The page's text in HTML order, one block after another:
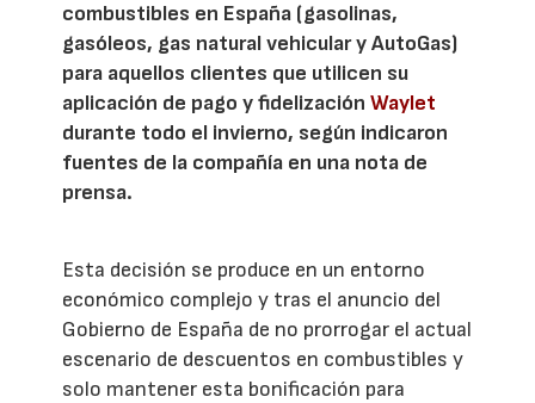
combustibles en España (gasolinas,
gasóleos, gas natural vehicular y AutoGas)
para aquellos clientes que utilicen su
aplicación de pago y fidelizaciónWaylet
durante todo el invierno, según indicaron
fuentes de la compañía en una nota de
prensa.
Esta decisión se produce en un entorno
económico complejo y tras el anuncio del
Gobierno de España de no prorrogar el actual
escenario de descuentos en combustibles y
solo mantener esta bonificación para